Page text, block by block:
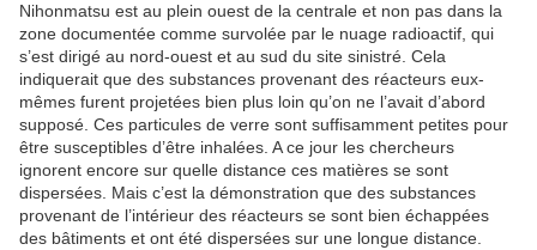
Nihonmatsu est au plein ouest de la centrale et non pas dans la
zone documentée comme survolée par le nuage radioactif, qui
s’est dirigé au nord-ouest et au sud du site sinistré. Cela
indiquerait que des substances provenant des réacteurs eux-
mêmes furent projetées bien plus loin qu’on ne l’avait d’abord
supposé. Ces particules de verre sont suffisamment petites pour
être susceptibles d’être inhalées. A ce jour les chercheurs
ignorent encore sur quelle distance ces matières se sont
dispersées. Mais c’est la démonstration que des substances
provenant de l’intérieur des réacteurs se sont bien échappées
des bâtiments et ont été dispersées sur une longue distance.